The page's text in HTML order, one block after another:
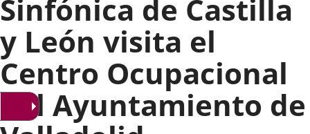
Sinfónica de Castilla
y León visita el
Centro Ocupacional
del Ayuntamiento de